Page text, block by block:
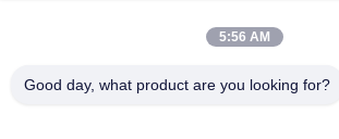
BMPAPER Papier à rouleaux de tabac texturé
5:56 AM
Good day, what product are you looking for?